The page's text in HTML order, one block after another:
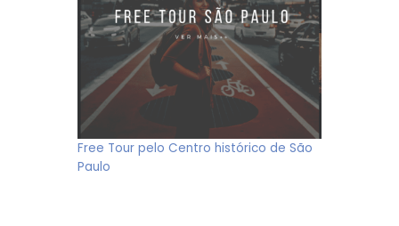
Free Tour pelo Centro histórico de São
Paulo